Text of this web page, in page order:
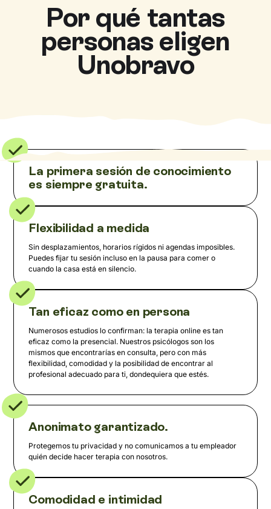
Por qué tantas
personas eligen
Unobravo
La primera sesión de conocimiento
es siempre gratuita.
Flexibilidad a medida
Sin desplazamientos, horarios rígidos ni agendas imposibles.
Puedes fijar tu sesión incluso en la pausa para comer o
cuando la casa está en silencio.
Tan eficaz como en persona
Numerosos estudios lo confirman: la terapia online es tan
eficaz como la presencial. Nuestros psicólogos son los
mismos que encontrarías en consulta, pero con más
flexibilidad, comodidad y la posibilidad de encontrar al
profesional adecuado para ti, dondequiera que estés.
Anonimato garantizado.
Protegemos tu privacidad y no comunicamos a tu empleador
quién decide hacer terapia con nosotros.
Comodidad e intimidad